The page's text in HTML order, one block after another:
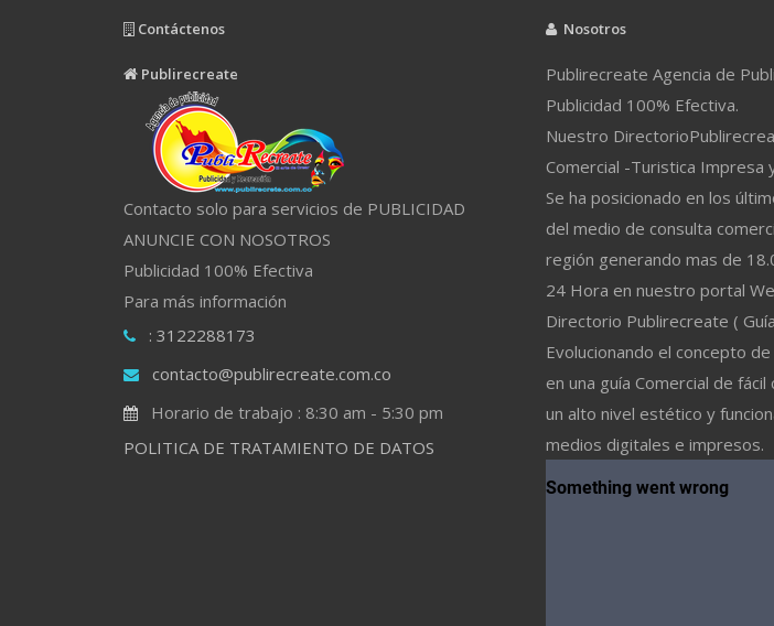
Contáctenos
Publirecreate
Contacto solo para servicios de PUBLICIDAD
ANUNCIE CON NOSOTROS
Publicidad 100% Efectiva
Para más información
: 3122288173
contacto@publirecreate.com.co
Horario de trabajo : 8:30 am - 5:30 pm
POLITICA DE TRATAMIENTO DE DATOS
Nosotros
Publirecreate Agencia de
Publicidad 100% Efectiva.
Nuestro
Comercial -Turistica Impresa
Se ha posicionado en los
del medio de consulta
región generando mas de
24 Hora en nuestro portal
Directorio Publirecreate (
Evolucionando el concepto
en una guía Comercial de
un alto nivel estético y
medios digitales e impresos.